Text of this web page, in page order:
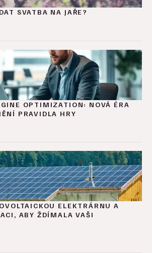
SVATBA NA JAŘE?
OPTIMIZATION: NOVÁ ÉRA
PRAVIDLA HRY
ELEKTRÁRNU A
ABY ŽDÍMALA VAŠI